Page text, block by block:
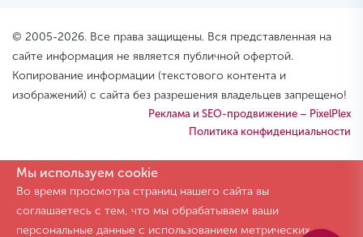
© 2005-2026. Все права защищены. Вся представленная на
сайте информация не является публичной офертой.
Копирование информации (текстового контента и
изображений) с сайта без разрешения владельцев запрещено!
Реклама и SEO-продвижение – PixelPlex
Политика конфиденциальности
Мы используем cookie
Во время просмотра страниц нашего сайта вы
соглашаетесь с тем, что мы обрабатываем ваши
персональные данные с использованием метрических